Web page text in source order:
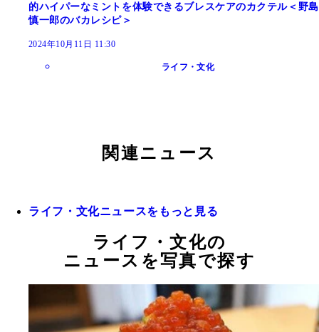
的ハイパーなミントを体験できるブレスケアのカクテル＜野島
慎一郎のバカレシピ＞
2024年10月11日 11:30
ライフ・文化
関連ニュース
ライフ・文化ニュースをもっと見る
ライフ・文化の
ニュースを写真で探す